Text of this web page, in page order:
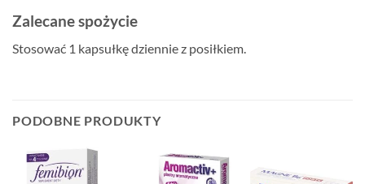
Zalecane spożycie
Stosować 1 kapsułkę dziennie z posiłkiem.
PODOBNE PRODUKTY